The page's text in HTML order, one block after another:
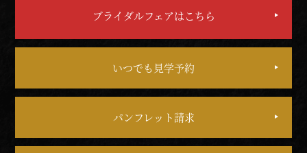
ブライダルフェアはこちら
いつでも見学予約
パンフレット請求